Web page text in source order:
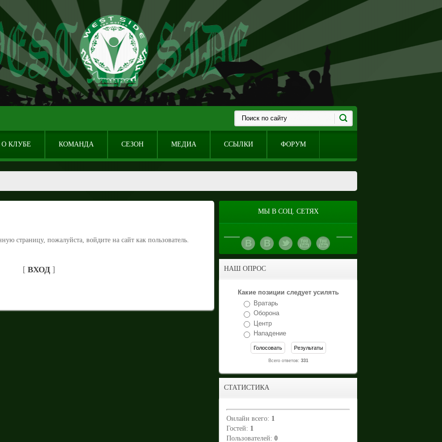
О КЛУБЕ КОМАНДА СЕЗОН МЕДИА ССЫЛКИ ФОРУМ
страницу, пожалуйста, войдите на сайт как пользователь.
[ ВХОД ]
МЫ В СОЦ. СЕТЯХ
НАШ ОПРОС
Какие позиции следует усилять
Вратарь
Оборона
Центр
Нападение
Всего ответов: 331
СТАТИСТИКА
Онлайн всего: 1
Гостей: 1
Пользователей: 0